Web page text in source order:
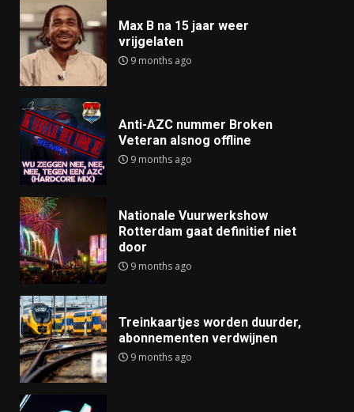
Max B na 15 jaar weer
vrijgelaten
9 months ago
Anti-AZC nummer Broken
Veteran alsnog offline
9 months ago
Nationale Vuurwerkshow
Rotterdam gaat definitief niet
door
9 months ago
Treinkaartjes worden duurder,
abonnementen verdwijnen
9 months ago